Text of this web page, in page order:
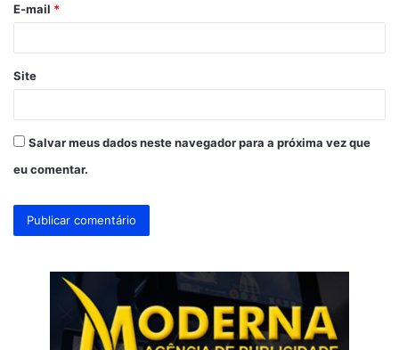
*
E-mail *
Site
Salvar meus dados neste navegador para a próxima vez que
eu comentar.